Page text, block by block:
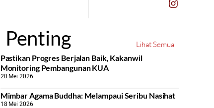
Penting
Lihat Semua
Pastikan Progres Berjalan Baik, Kakanwil
Monitoring Pembangunan KUA
20 Mei 2026
Mimbar Agama Buddha: Melampaui Seribu Nasihat
18 Mei 2026